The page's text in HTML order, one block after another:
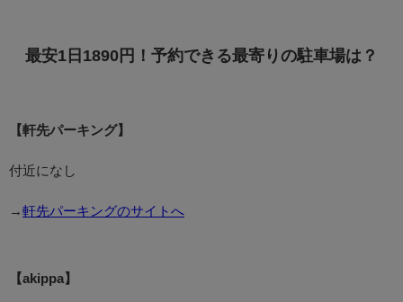
最安1日1890円！予約できる最寄りの駐車場は？
【軒先パーキング】
付近になし
→ 軒先パーキングのサイトへ
【akippa】